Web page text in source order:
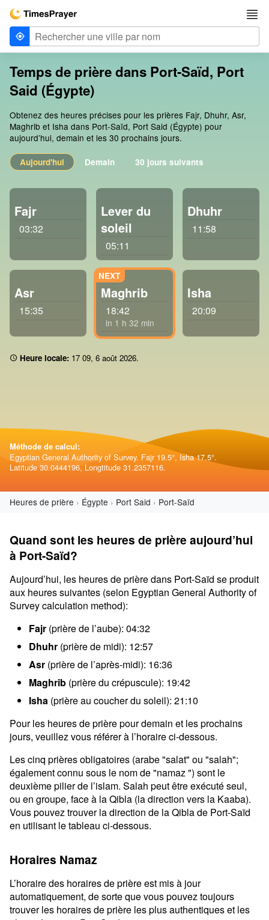
Temps de prière dans Port-Saïd, Port
Said (Égypte)
Obtenez des heures précises pour les prières Fajr, Dhuhr, Asr,
Maghrib et Isha dans Port-Saïd, Port Said (Égypte) pour
aujourd’hui, demain et les 30 prochains jours.
Aujourd'hui Demain 30 jours suivants
Fajr
03:32
Lever du
soleil
05:11
Dhuhr
11:58
Asr
15:35
Maghrib
18:42
in 1 h 32 min
Isha
20:09
Heure locale: 17:09, 6 août 2026.
Méthode de calcul:
Egyptian General Authority of Survey. Fajr 19.5°, Isha 17.5°.
Latitude 30.0444196, Longtitude 31.2357116.
Heures de prière Égypte Port Said Port-Saïd
Quand sont les heures de prière aujourd’hui
à Port-Saïd?
Aujourd’hui, les heures de prière dans Port-Saïd se produit
aux heures suivantes (selon Egyptian General Authority of
Survey calculation method):
Fajr (prière de l’aube): 04:32
Dhuhr (prière de midi): 12:57
Asr (prière de l’après-midi): 16:36
Maghrib (prière du crépuscule): 19:42
Isha (prière au coucher du soleil): 21:10
Pour les heures de prière pour demain et les prochains
jours, veuillez vous référer à l’horaire ci-dessous.
Les cinq prières obligatoires (arabe "salat" ou "salah";
également connu sous le nom de "namaz ") sont le
deuxième pilier de l’islam. Salah peut être exécuté seul,
ou en groupe, face à la Qibla (la direction vers la Kaaba).
Vous pouvez trouver la direction de la Qibla de Port-Saïd
en utilisant le tableau ci-dessous.
Horaires Namaz
L’horaire des horaires de prière est mis à jour
automatiquement, de sorte que vous pouvez toujours
trouver les horaires de prière les plus authentiques et les